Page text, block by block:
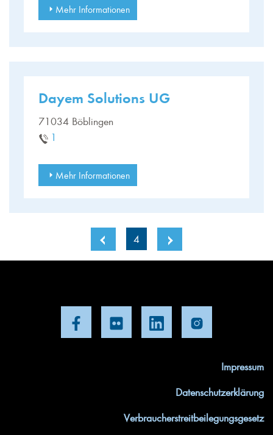
Mehr Informationen
Dayem Solutions UG
Mehr Informationen
71034 Böblingen
1
4
Impressum
Datenschutzerklärung
Verbraucherstreitbeilegungsgesetz